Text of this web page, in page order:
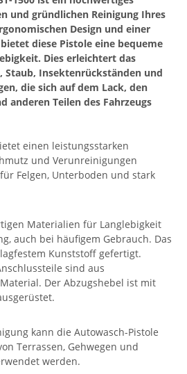
und gründlichen Reinigung Ihres
Design und einer
diese Pistole eine bequeme
Dies erleichtert das
Staub, Insektenrückständen und
die sich auf dem Lack, den
anderen Teilen des Fahrzeugs
einen leistungsstarken
und Verunreinigungen
Felgen, Unterboden und stark
Materialien für Langlebigkeit
auch bei häufigem Gebrauch. Das
Kunststoff gefertigt.
sind aus
Der Abzugshebel ist mit
kann die Autowasch-Pistole
Terrassen, Gehwegen und
werden.